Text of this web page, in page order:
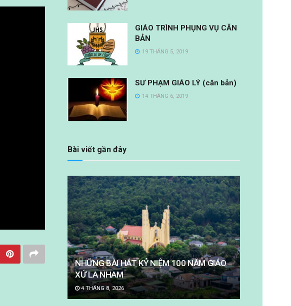
GIÁO TRÌNH PHỤNG VỤ CĂN
BẢN
19 THÁNG 5, 2019
SƯ PHẠM GIÁO LÝ (căn bản)
14 THÁNG 6, 2019
Bài viết gần đây
NHỮNG BÀI HÁT KỶ NIỆM 100 NĂM GIÁO
XỨ LA NHAM
4 THÁNG 8, 2026